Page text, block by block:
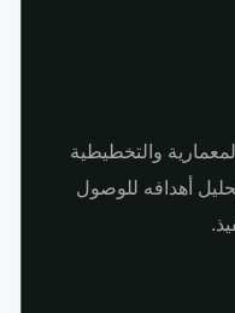
والتخطيطية
أهدافه للوصول